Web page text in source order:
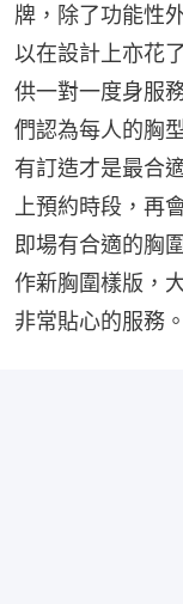
牌，除了功能性
以在設計上亦花
供一對一度身服
們認為每人的胸
有訂造才是最合
上預約時段，再
即場有合適的胸
作新胸圍樣版，
非常貼心的服務。